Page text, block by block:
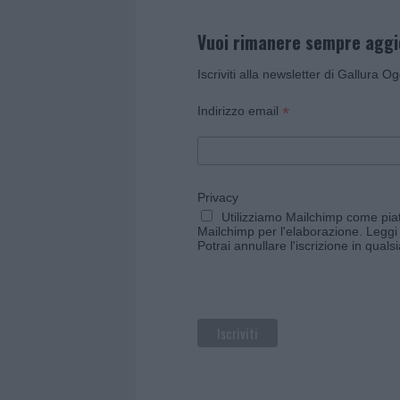
Vuoi rimanere sempre
Iscriviti alla newsletter di Gallura
Indirizzo email *
Privacy
Utilizziamo Mailchimp come
Mailchimp per l'elaborazione.
Potrai annullare l'iscrizione in